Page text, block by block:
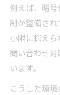
例えば、暗
制が整備さ
小限に抑え
問い合わせ
います。
こうした環